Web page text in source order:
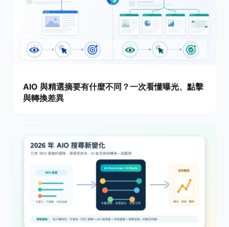
AIO 與精選摘要有什麼不同？一次看懂曝光、點擊
與轉換差異